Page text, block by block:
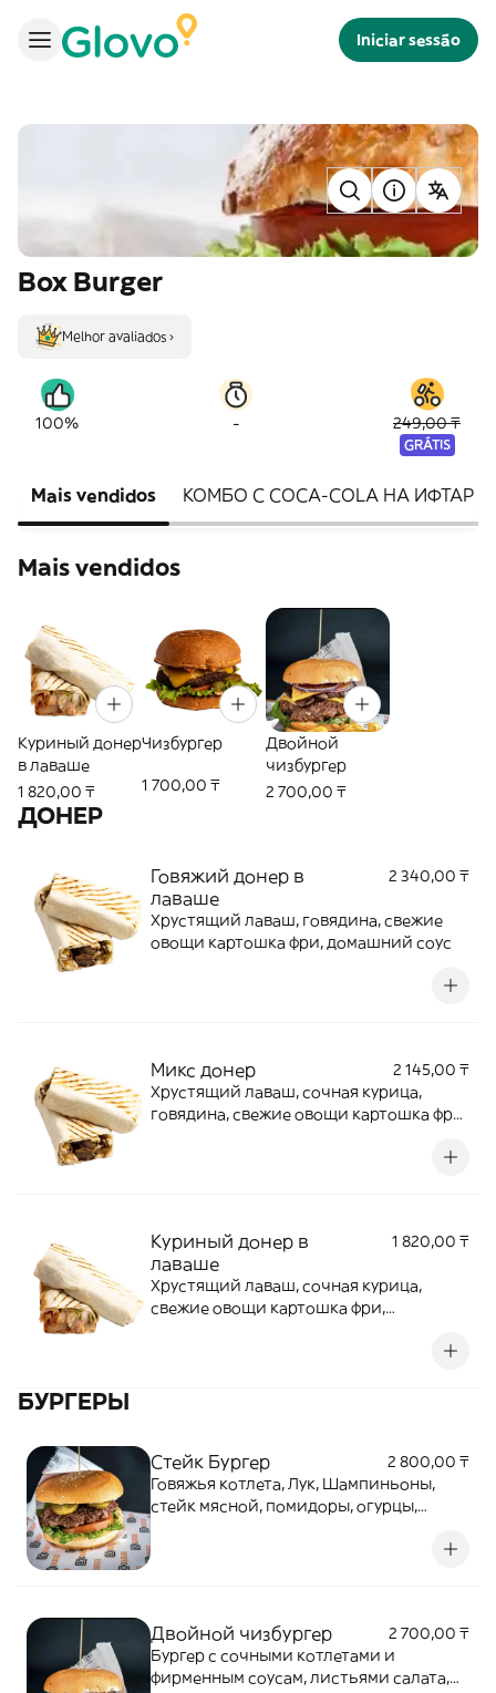
Iniciar sessão
Box Burger
Melhor avaliados ›
100% - 249,00 ₸
GRÁTIS
Mais vendidos КОМБО С COCA-COLA НА ИФТАР
Mais vendidos
Куриный донер
в лаваше
1 820,00 ₸
Чизбургер
1 700,00 ₸
Двойной
чизбургер
2 700,00 ₸
ДОНЕР
Говяжий донер в
лаваше
2 340,00 ₸
Хрустящий лаваш, говядина, свежие
овощи картошка фри, домашний соус
Микс донер
2 145,00 ₸
Хрустящий лаваш, сочная курица,
говядина, свежие овощи картошка фри,
Куриный донер в
лаваше
1 820,00 ₸
Хрустящий лаваш, сочная курица,
свежие овощи картошка фри,
БУРГЕРЫ
Стейк Бургер
2 800,00 ₸
Говяжья котлета, Лук, Шампиньоны,
стейк мясной, помидоры, огурцы,
Двойной чизбургер
2 700,00 ₸
Бургер с сочными котлетами и
фирменным соусам, листьями салата,